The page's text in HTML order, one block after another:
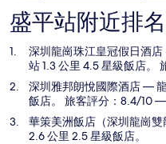
盛平站附近排
深圳龍崗珠江皇冠假日酒
站 1.3 公里 4.5 星級飯店。
深圳雅邦朗悅國際酒店— 龍
飯店。 旅客評分：8.4/10 —
華策美洲飯店（深圳龍崗雙
2.6 公里 2.5 星級飯店。